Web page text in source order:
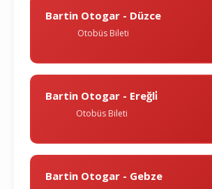
Bartin Otogar - Düzce
Otobüs Bileti
Bartin Otogar - Ereğli̇
Otobüs Bileti
Bartin Otogar - Gebze